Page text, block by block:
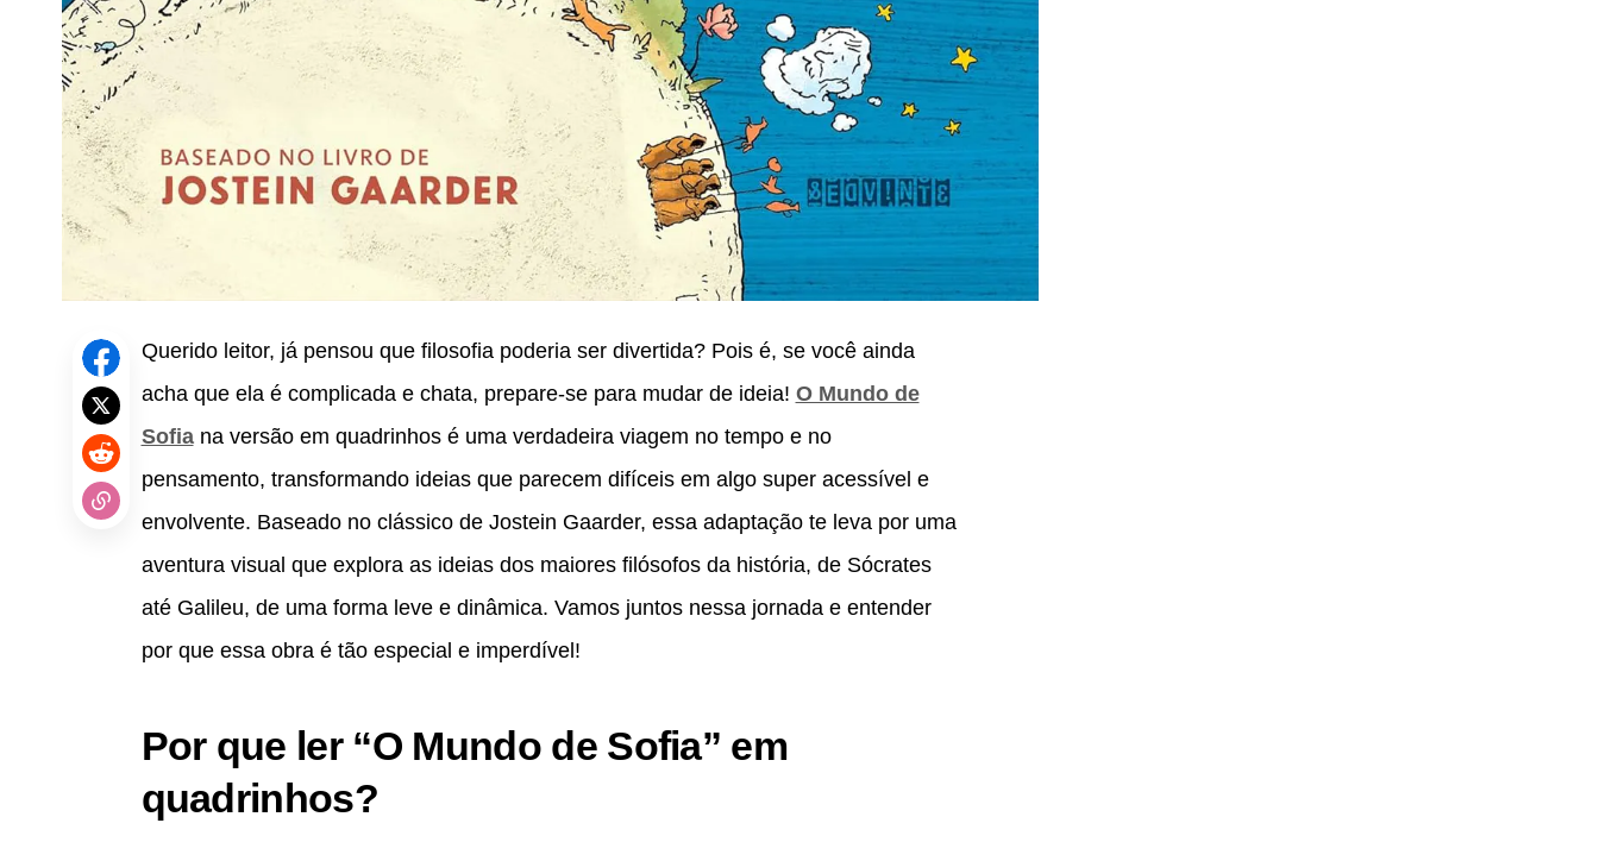
Querido leitor, já pensou que filosofia poderia ser divertida? Pois é, se você ainda
acha que ela é complicada e chata, prepare-se para mudar de ideia! O Mundo de
Sofiana versão em quadrinhos é uma verdadeira viagem no tempo e no
pensamento, transformando ideias que parecem difíceis em algo super acessível e
envolvente. Baseado no clássico de Jostein Gaarder, essa adaptação te leva por uma
aventura visual que explora as ideias dos maiores filósofos da história, de Sócrates
até Galileu, de uma forma leve e dinâmica. Vamos juntos nessa jornada e entender
por que essa obra é tão especial e imperdível!
Por que ler “O Mundo de Sofia” em
quadrinhos?